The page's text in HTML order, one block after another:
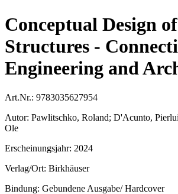
Conceptual Design of
Structures -
Engineering and
Art.Nr.: 9783035627954
Autor: Pawlitschko, Roland; D'Acunto,
Ole
Erscheinungsjahr: 2024
Verlag/Ort: Birkhäuser
Bindung: Gebundene Ausgabe/ Hardcover